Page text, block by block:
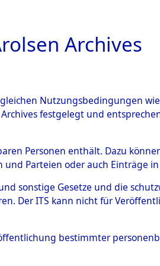
BILD
Marienburg→
Archives
Nutzungsbedingungen
festgelegt und
Personen enthält. Dazu
Parteien oder auch Einträge
sonstige Gesetze und die
Der ITS kann nicht für
bestimmter